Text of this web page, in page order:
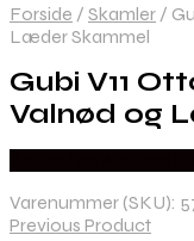
Forside / Skamler /
Læder Skammel
Gubi V11
Valnød og
Varenummer (SKU):
Previous Product